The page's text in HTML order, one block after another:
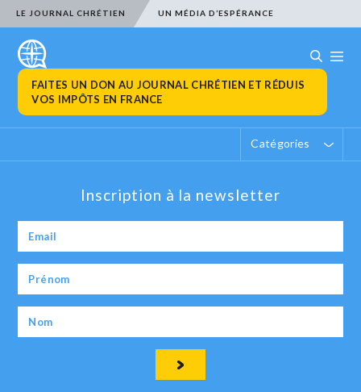
LE JOURNAL CHRÉTIEN UN MÉDIA D’ESPÉRANCE
FAITES UN DON AU JOURNAL CHRÉTIEN ET RÉDUIS
VOS IMPÔTS EN FRANCE
Catégories
Inscription à la newsletter